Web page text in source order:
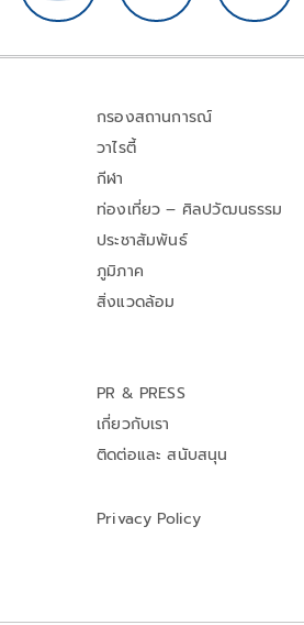
กรองสถานการณ์
วาไรตี้
กีฬา
ท่องเที่ยว – ศิลปวัฒนธรรม
ประชาสัมพันธ์
ภูมิภาค
สิ่งแวดล้อม
PR & PRESS
เกี่ยวกับเรา
ติดต่อและ สนับสนุน
Privacy Policy